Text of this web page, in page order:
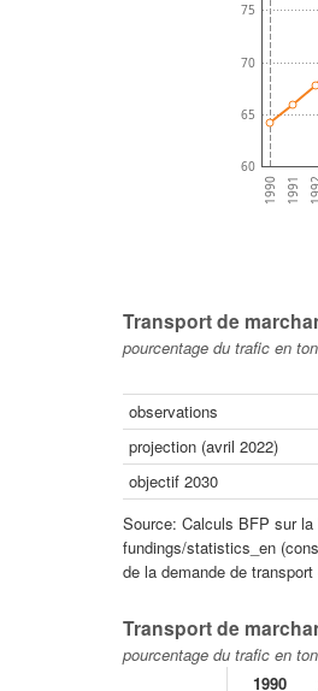
1990 1991
60
65
70
75
Transport de
pourcentage du trafic en
observations
projection (avril 2022)
objectif 2030
Source: Calculs BFP sur
fundings/statistics_en
de la demande de
Transport de
pourcentage du trafic en
1990